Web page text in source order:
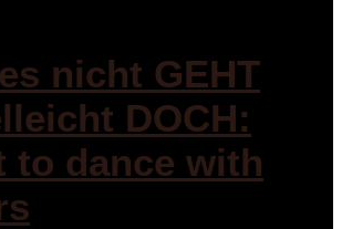
nicht GEHT
DOCH:
to dance with